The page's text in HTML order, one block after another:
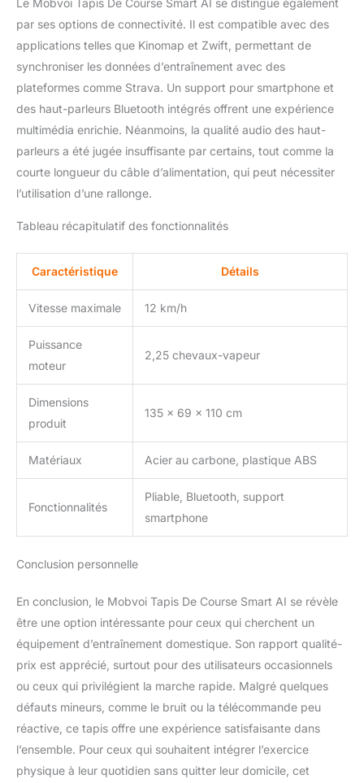
par ses options de connectivité. Il est compatible avec des
applications telles que Kinomap et Zwift, permettant de
synchroniser les données d’entraînement avec des
plateformes comme Strava. Un support pour smartphone et
des haut-parleurs Bluetooth intégrés offrent une expérience
multimédia enrichie. Néanmoins, la qualité audio des haut-
parleurs a été jugée insuffisante par certains, tout comme la
courte longueur du câble d’alimentation, qui peut nécessiter
l’utilisation d’une rallonge.
Tableau récapitulatif des fonctionnalités
Caractéristique Détails
Vitesse maximale 12 km/h
Puissance
moteur
2,25 chevaux-vapeur
Dimensions
produit
135 x 69 x 110 cm
Matériaux Acier au carbone, plastique ABS
Fonctionnalités
Pliable, Bluetooth, support
smartphone
Conclusion personnelle
En conclusion, le Mobvoi Tapis De Course Smart AI se révèle
être une option intéressante pour ceux qui cherchent un
équipement d’entraînement domestique. Son rapport qualité-
prix est apprécié, surtout pour des utilisateurs occasionnels
ou ceux qui privilégient la marche rapide. Malgré quelques
défauts mineurs, comme le bruit ou la télécommande peu
réactive, ce tapis offre une expérience satisfaisante dans
l’ensemble. Pour ceux qui souhaitent intégrer l’exercice
physique à leur quotidien sans quitter leur domicile, cet